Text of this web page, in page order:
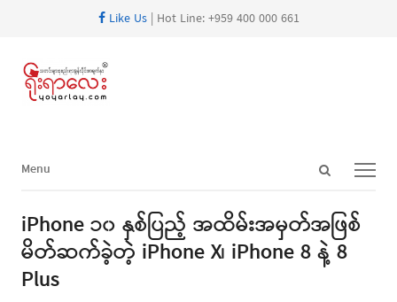
Like Us| Hot Line: +959 400 000 661
Open
panel
Menu
Menu
iPhone ၁၀ နှစ်ပြည့် အထိမ်းအမှတ်အဖြစ်
မိတ်ဆက်ခဲ့တဲ့ iPhone X၊ iPhone 8 နဲ့ 8
Plus